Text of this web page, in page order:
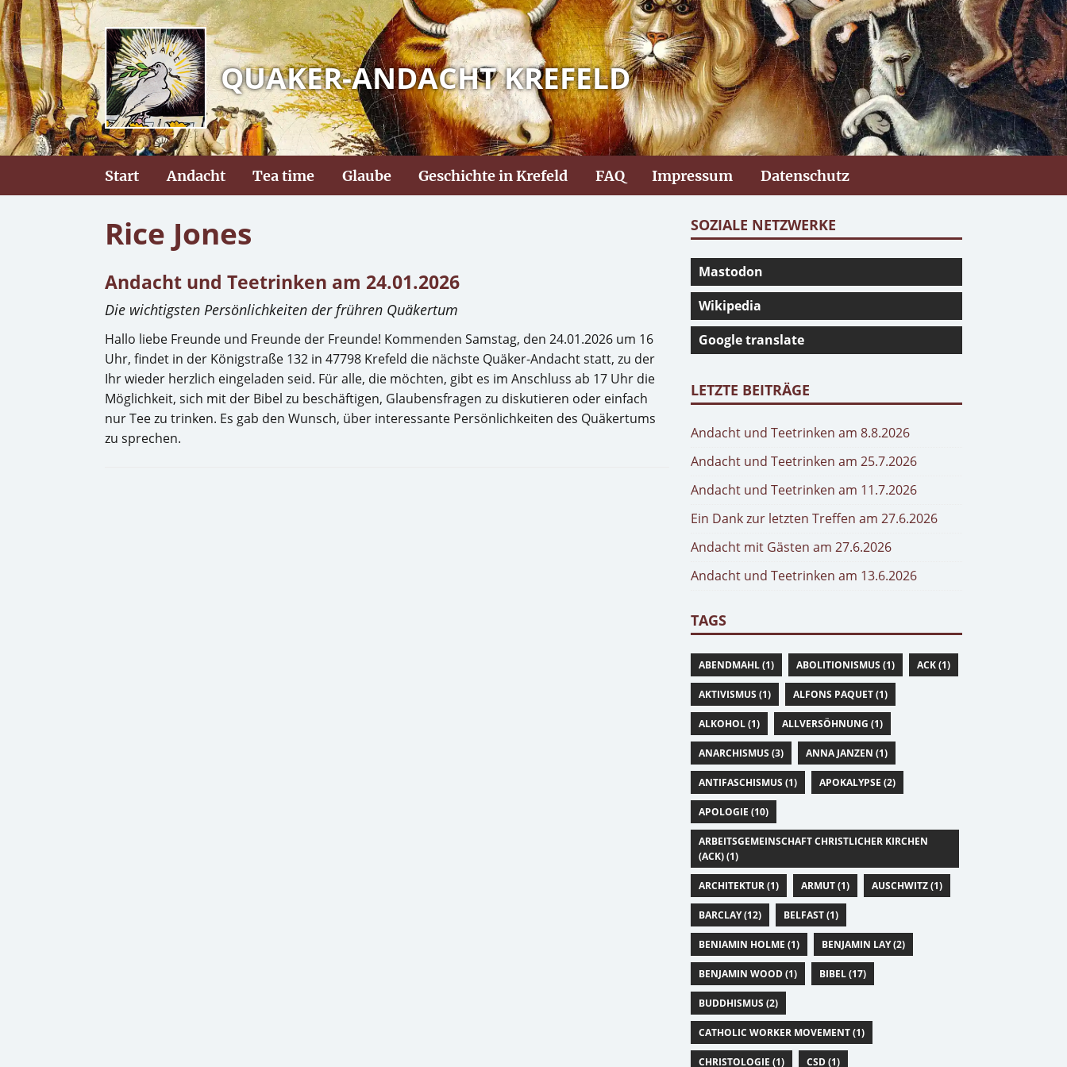
QUAKER-ANDACHT KREFELD
Start Andacht Tea time Glaube Geschichte in Krefeld FAQ Impressum Datenschutz
Rice Jones
Andacht und Teetrinken am 24.01.2026
Die wichtigsten Persönlichkeiten der frühren Quäkertum
Hallo liebe Freunde und Freunde der Freunde! Kommenden Samstag, den 24.01.2026 um 16
Uhr, findet in der Königstraße 132 in 47798 Krefeld die nächste Quäker-Andacht statt, zu der
Ihr wieder herzlich eingeladen seid. Für alle, die möchten, gibt es im Anschluss ab 17 Uhr die
Möglichkeit, sich mit der Bibel zu beschäftigen, Glaubensfragen zu diskutieren oder einfach
nur Tee zu trinken. Es gab den Wunsch, über interessante Persönlichkeiten des Quäkertums
zu sprechen.
SOZIALE NETZWERKE
Mastodon
Wikipedia
Google translate
LETZTE BEITRÄGE
Andacht und Teetrinken am 8.8.2026
Andacht und Teetrinken am 25.7.2026
Andacht und Teetrinken am 11.7.2026
Ein Dank zur letzten Treffen am 27.6.2026
Andacht mit Gästen am 27.6.2026
Andacht und Teetrinken am 13.6.2026
TAGS
ABENDMAHL (1) ABOLITIONISMUS (1) ACK (1)
AKTIVISMUS (1) ALFONS PAQUET (1)
ALKOHOL (1) ALLVERSÖHNUNG (1)
ANARCHISMUS (3) ANNA JANZEN (1)
ANTIFASCHISMUS (1) APOKALYPSE (2)
APOLOGIE (10)
ARBEITSGEMEINSCHAFT CHRISTLICHER KIRCHEN
(ACK) (1)
ARCHITEKTUR (1) ARMUT (1) AUSCHWITZ (1)
BARCLAY (12) BELFAST (1)
BENIAMIN HOLME (1) BENJAMIN LAY (2)
BENJAMIN WOOD (1) BIBEL (17)
BUDDHISMUS (2)
CATHOLIC WORKER MOVEMENT (1)
CHRISTOLOGIE (1) CSD (1)